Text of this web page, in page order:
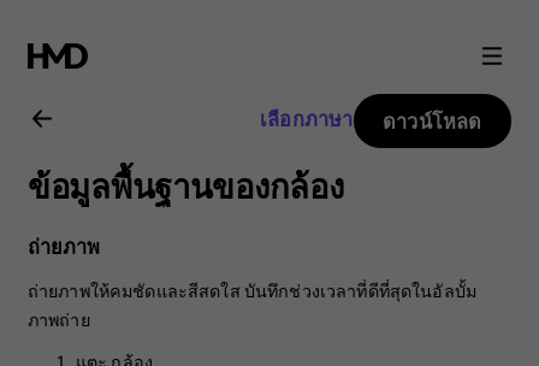
คู่มือ
ผู้
ใช้
Nokia
C10
เลือกภาษา ดาวน์โหลด
ข้อมูลพื้นฐานของกล้อง
ถ่ายภาพ
ถ่ายภาพให้คมชัดและสีสดใส บันทึกช่วงเวลาที่ดีที่สุดในอัลบั้ม
ภาพถ่าย